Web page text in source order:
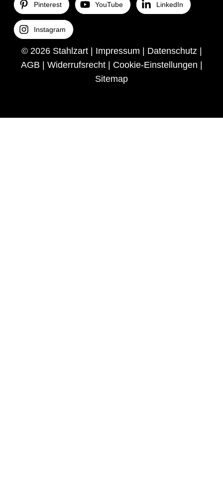
Pinterest YouTube LinkedIn
Instagram
© 2026 Stahlzart | Impressum | Datenschutz |
AGB | Widerrufsrecht| Cookie-Einstellungen |
Sitemap